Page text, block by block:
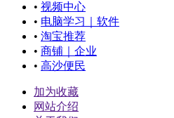
• 视频中心
• 电脑学习｜软件
• 淘宝推荐
• 商铺｜企业
• 高沙便民
加为收藏
网站介绍